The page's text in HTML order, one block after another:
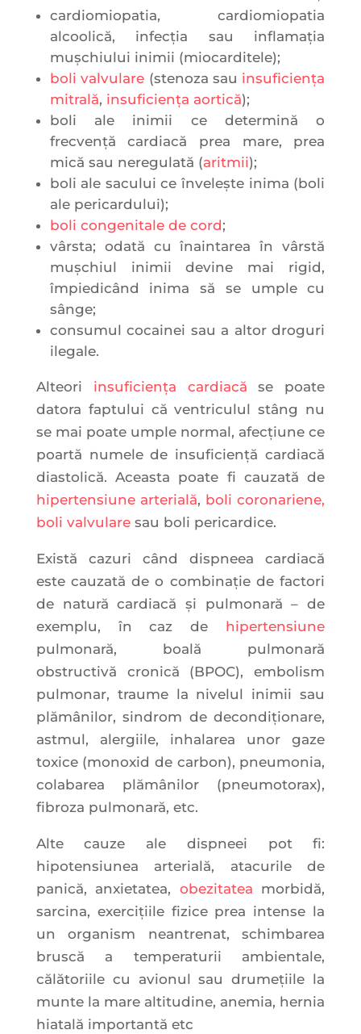
cardiomiopatia, cardiomiopatia
alcoolică, infecția sau inflamația
mușchiului inimii (miocarditele);
boli valvulare (stenoza sau insuficiența
mitrală, insuficiența aortică);
boli ale inimii ce determină o
frecvență cardiacă prea mare, prea
mică sau neregulată (aritmii);
boli ale sacului ce învelește inima (boli
ale pericardului);
boli congenitale de cord;
vârsta; odată cu înaintarea în vârstă
mușchiul inimii devine mai rigid,
împiedicând inima să se umple cu
sânge;
consumul cocainei sau a altor droguri
ilegale.
Alteori insuficiența cardiacă se poate
datora faptului că ventriculul stâng nu
se mai poate umple normal, afecțiune ce
poartă numele de insuficiență cardiacă
diastolică. Aceasta poate fi cauzată de
hipertensiune arterială, boli coronariene,
boli valvularesau boli pericardice.
Există cazuri când dispneea cardiacă
este cauzată de o combinaţie de factori
de natură cardiacă şi pulmonară – de
exemplu, în caz de hipertensiune
pulmonară, boală pulmonară
obstructivă cronică (BPOC), embolism
pulmonar, traume la nivelul inimii sau
plămânilor, sindrom de decondiţionare,
astmul, alergiile, inhalarea unor gaze
toxice (monoxid de carbon), pneumonia,
colabarea plămânilor (pneumotorax),
fibroza pulmonară, etc.
Alte cauze ale dispneei pot fi:
hipotensiunea arterială, atacurile de
panică, anxietatea, obezitatea morbidă,
sarcina, exerciţiile fizice prea intense la
un organism neantrenat, schimbarea
bruscă a temperaturii ambientale,
călătoriile cu avionul sau drumeţiile la
munte la mare altitudine, anemia, hernia
hiatală importantă etc